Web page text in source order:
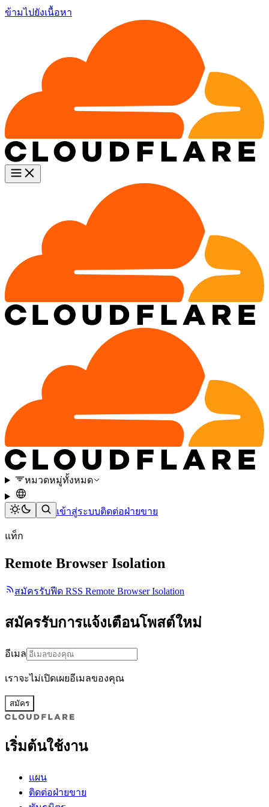
ข้ามไปยังเนื้อหา
หมวดหมู่ทั้งหมด
เข้าสู่ระบบติดต่อฝ่ายขาย
แท็ก
Remote Browser Isolation
สมัครรับฟีด RSS Remote Browser Isolation
สมัครรับการแจ้งเตือนโพสต์ใหม่
อีเมล
เราจะไม่เปิดเผยอีเมลของคุณ
สมัคร
เริ่มต้นใช้งาน
แผน
ติดต่อฝ่ายขาย